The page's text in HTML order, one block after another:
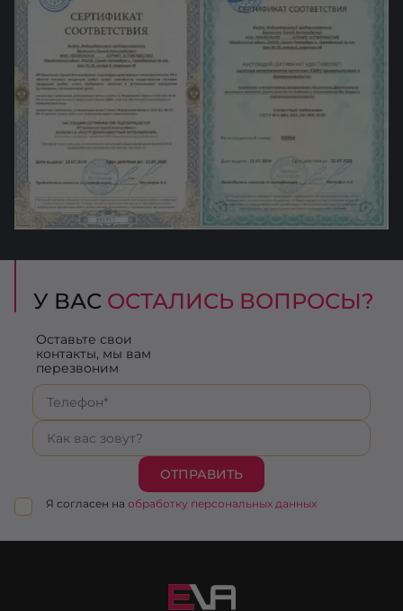
У ВАС ОСТАЛИСЬ ВОПРОСЫ?
Оставьте свои
контакты, мы вам
перезвоним
ОТПРАВИТЬ
Я согласен на обработку персональных данных